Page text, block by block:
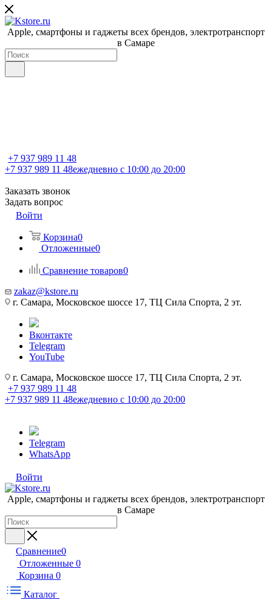
Apple, cмартфоны и гаджеты всех брендов, электротранспорт
в Самаре
+7 937 989 11 48
+7 937 989 11 48ежедневно с 10:00 до 20:00
Заказать звонок
Задать вопрос
Войти
Корзина0
Отложенные0
Сравнение товаров0
zakaz@kstore.ru
г. Самара, Московское шоссе 17, ТЦ Сила Спорта, 2 эт.
Вконтакте
Telegram
YouTube
г. Самара, Московское шоссе 17, ТЦ Сила Спорта, 2 эт.
+7 937 989 11 48
+7 937 989 11 48ежедневно с 10:00 до 20:00
Telegram
WhatsApp
Войти
Apple, cмартфоны и гаджеты всех брендов, электротранспорт
в Самаре
Сравнение0
Отложенные 0
Корзина 0
Каталог